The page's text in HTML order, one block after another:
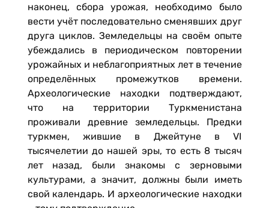
наконец, сбора урожая, необходимо было
вести учёт последовательно сменявших друг
друга циклов. Земледельцы на своём опыте
убеждались в периодическом повторении
урожайных и неблагоприятных лет в течение
определённых промежутков времени.
Археологические находки подтверждают,
что на территории Туркменистана
проживали древние земледельцы. Предки
туркмен, жившие в Джейтуне в VI
тысячелетии до нашей эры, то есть 8 тысяч
лет назад, были знакомы с зерновыми
культурами, а значит, должны были иметь
свой календарь. И археологические находки